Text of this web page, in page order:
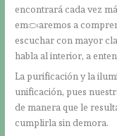
encontrará cada vez
empezaremos a
escuchar con mayor
habla al interior, a
La purificación y la
unificación, pues
de manera que le
cumplirla sin demora.